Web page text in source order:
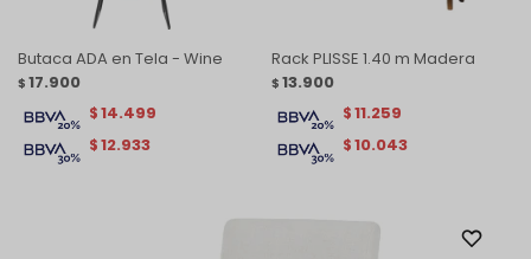
Butaca ADA en Tela - Wine
$ 17.900
$12.933
$14.499
Rack PLISSE 1.40 m Madera
$ 13.900
$10.043
$11.259